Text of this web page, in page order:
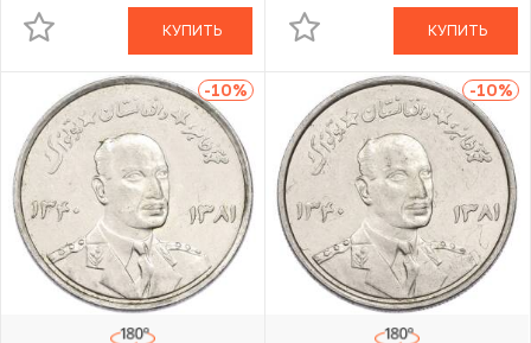
КУПИТЬ КУПИТЬ
-10% -10%